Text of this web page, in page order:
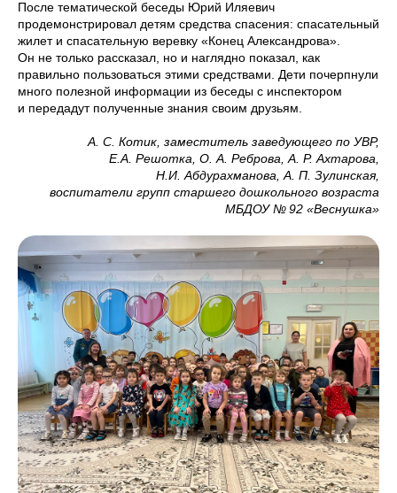
После тематической беседы Юрий Иляевич
продемонстрировал детям средства спасения: спасательный
жилет и спасательную веревку «Конец Александрова».
Он не только рассказал, но и наглядно показал, как
правильно пользоваться этими средствами. Дети почерпнули
много полезной информации из беседы с инспектором
и передадут полученные знания своим друзьям.
А. С. Котик, заместитель заведующего по УВР,
Е.А. Решотка, О. А. Реброва, А. Р. Ахтарова,
Н.И. Абдурахманова, А. П. Зулинская,
воспитатели групп старшего дошкольного возраста
МБДОУ № 92 «Веснушка»